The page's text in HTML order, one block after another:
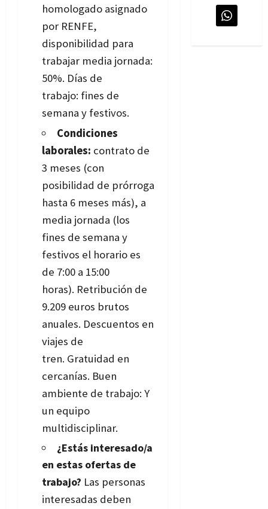
homologado asignado
por RENFE,
disponibilidad para
trabajar media jornada:
50%. Días de
trabajo: fines de
semana y festivos.
Condiciones
laborales: contrato de
3 meses (con
posibilidad de prórroga
hasta 6 meses más), a
media jornada (los
fines de semana y
festivos el horario es
de 7:00 a 15:00
horas). Retribución de
9.209 euros brutos
anuales. Descuentos en
viajes de
tren. Gratuidad en
cercanías. Buen
ambiente de trabajo: Y
un equipo
multidisciplinar.
¿Estás interesado/a
en estas ofertas de
trabajo? Las personas
interesadas deben